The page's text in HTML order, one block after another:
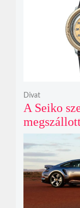
éves
küldetését
A Seiko
kiállítása
érkezik
Divat